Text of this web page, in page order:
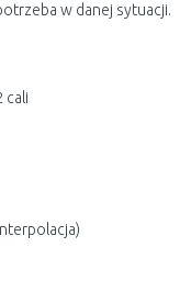
w danej sytuacji.
cali